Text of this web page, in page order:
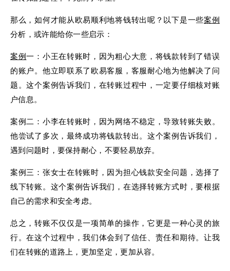
那么，如何才能从欧易顺利地将钱转出呢？以下是一些案例
分析，或许能给你一些启示：
案例一：小王在转账时，因为粗心大意，将钱款转到了错误
的账户。他立即联系了欧易客服，客服耐心地为他解决了问
题。这个案例告诉我们，在转账过程中，一定要仔细核对账
户信息。
案例二：小李在转账时，因为网络不稳定，导致转账失败。
他尝试了多次，最终成功将钱款转出。这个案例告诉我们，
遇到问题时，要保持耐心，不要轻易放弃。
案例三：张女士在转账时，因为担心钱款安全问题，选择了
线下转账。这个案例告诉我们，在选择转账方式时，要根据
自己的需求和安全考虑。
总之，转账不仅仅是一项简单的操作，它更是一种心灵的旅
行。在这个过程中，我们体会到了信任、责任和期待。让我
们在转账的道路上，更加坚定，更加从容。